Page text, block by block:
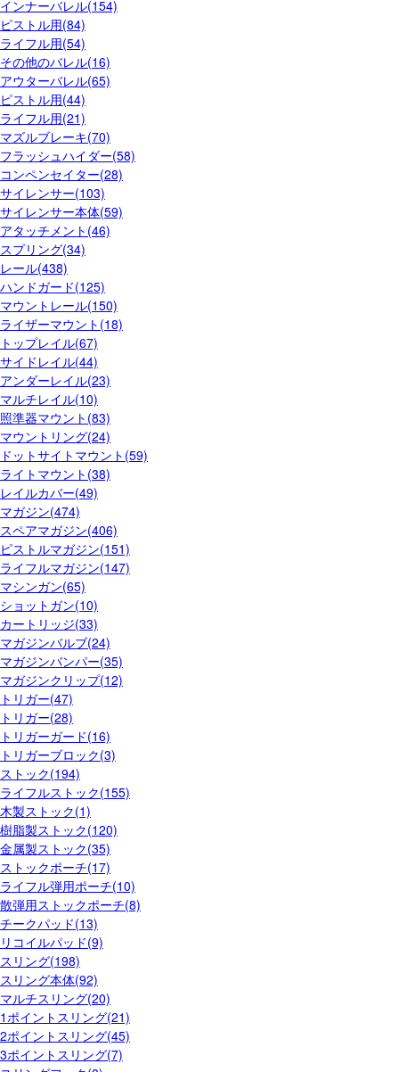
インナーバレル(154)
ピストル用(84)
ライフル用(54)
その他のバレル(16)
アウターバレル(65)
ピストル用(44)
ライフル用(21)
マズルブレーキ(70)
フラッシュハイダー(58)
コンペンセイター(28)
サイレンサー(103)
サイレンサー本体(59)
アタッチメント(46)
スプリング(34)
レール(438)
ハンドガード(125)
マウントレール(150)
ライザーマウント(18)
トップレイル(67)
サイドレイル(44)
アンダーレイル(23)
マルチレイル(10)
照準器マウント(83)
マウントリング(24)
ドットサイトマウント(59)
ライトマウント(38)
レイルカバー(49)
マガジン(474)
スペアマガジン(406)
ピストルマガジン(151)
ライフルマガジン(147)
マシンガン(65)
ショットガン(10)
カートリッジ(33)
マガジンバルブ(24)
マガジンバンパー(35)
マガジンクリップ(12)
トリガー(47)
トリガー(28)
トリガーガード(16)
トリガーブロック(3)
ストック(194)
ライフルストック(155)
木製ストック(1)
樹脂製ストック(120)
金属製ストック(35)
ストックポーチ(17)
ライフル弾用ポーチ(10)
散弾用ストックポーチ(8)
チークパッド(13)
リコイルパッド(9)
スリング(198)
スリング本体(92)
マルチスリング(20)
1ポイントスリング(21)
2ポイントスリング(45)
3ポイントスリング(7)